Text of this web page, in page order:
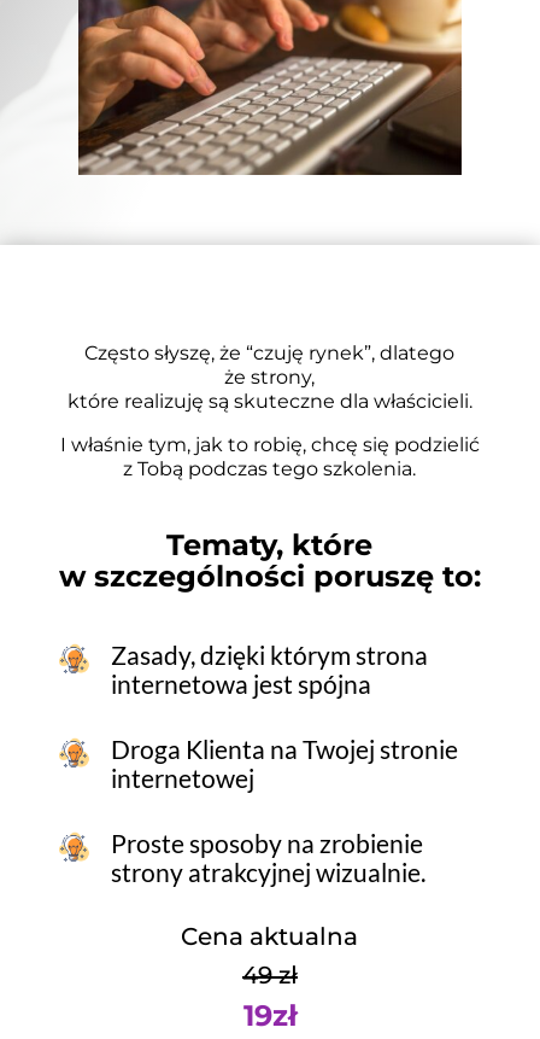
Często słyszę, że “czuję rynek”, dlatego
że strony,
które realizuję są skuteczne dla właścicieli.
I właśnie tym, jak to robię, chcę się podzielić
z Tobą podczas tego szkolenia.
Tematy, które
w szczególności poruszę to:
Zasady, dzięki którym strona
internetowa jest spójna
Droga Klienta na Twojej stronie
internetowej
Proste sposoby na zrobienie
strony atrakcyjnej wizualnie.
Cena aktualna
49 zł
19zł